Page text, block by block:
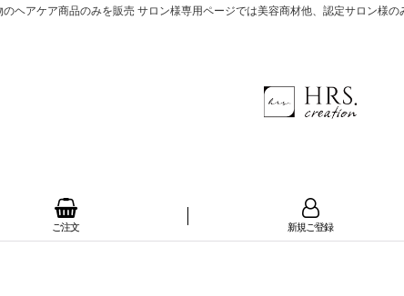
ヘアケア商品のみを販売 サロン様専用ページでは美容商材他、認定サロン様
ご注文 新規ご登録